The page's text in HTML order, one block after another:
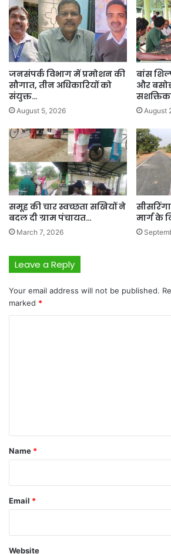
जनसंपर्क विभाग में प्रमोशन की
सौगात, तीन अधिकारियों को
संयुक्त…
August 5, 2026
बांस
और
August
समूह की चार स्वच्छता सखियों ने
बदल दी ग्राम पंचायत…
March 7, 2026
मार्ग के
Leave a Reply
Your email address will not be published.
marked *
*
Name *
Email *
Website